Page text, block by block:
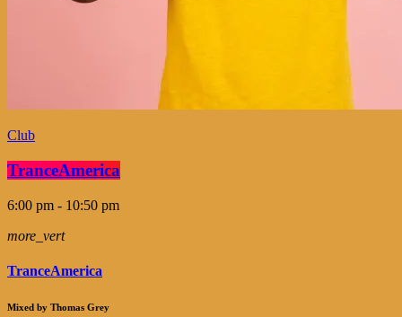
Club
TranceAmerica
6:00 pm - 10:50 pm
more_vert
TranceAmerica
Mixed by Thomas Grey